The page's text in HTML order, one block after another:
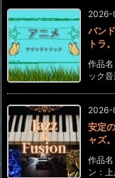
バン
トラ
作品
ック
2026-
安定
ャズ
作品
ン：